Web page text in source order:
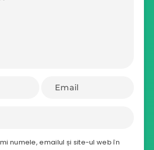
numele, emailul și site-ul web în